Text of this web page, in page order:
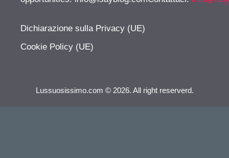
Dichiarazione sulla Privacy (UE)
Cookie Policy (UE)
Lussuosissimo.com © 2026. All right reserverd.